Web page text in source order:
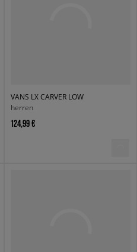
VANS LX CARVER LOW
herren
124,99 €